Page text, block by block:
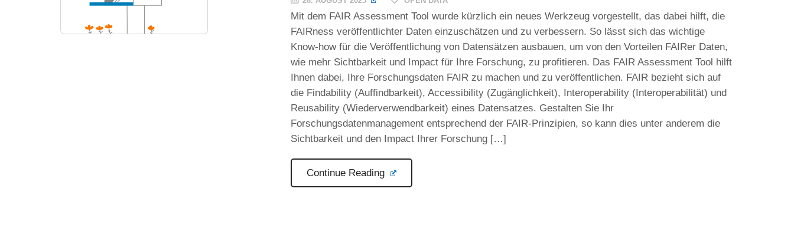
Mit dem FAIR Assessment Tool wurde kürzlich ein neues Werkzeug vorgestellt, das dabei hilft, die
FAIRness veröffentlichter Daten einzuschätzen und zu verbessern. So lässt sich das wichtige
Know-how für die Veröffentlichung von Datensätzen ausbauen, um von den Vorteilen FAIRer Daten,
wie mehr Sichtbarkeit und Impact für Ihre Forschung, zu profitieren. Das FAIR Assessment Tool hilft
Ihnen dabei, Ihre Forschungsdaten FAIR zu machen und zu veröffentlichen. FAIR bezieht sich auf
die Findability (Auffindbarkeit), Accessibility (Zugänglichkeit), Interoperability (Interoperabilität) und
Reusability (Wiederverwendbarkeit) eines Datensatzes. Gestalten Sie Ihr
Forschungsdatenmanagement entsprechend der FAIR-Prinzipien, so kann dies unter anderem die
Sichtbarkeit und den Impact Ihrer Forschung […]
Continue Reading